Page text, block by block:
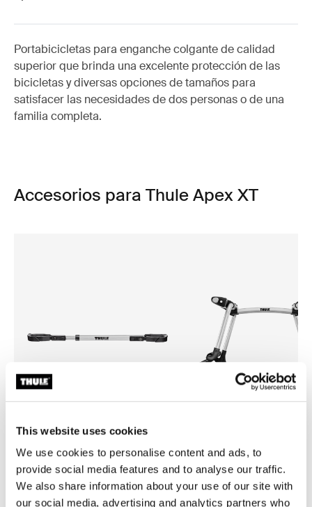
This website uses cookies
We use cookies to personalise content and ads, to
provide social media features and to analyse our traffic.
We also share information about your use of our site with
our social media, advertising and analytics partners who
Portabicicletas para enganche colgante de calidad
superior que brinda una excelente protección de las
bicicletas y diversas opciones de tamaños para
satisfacer las necesidades de dos personas o de una
familia completa.
Accesorios para Thule Apex XT
Thule frame adapter
adaptador para cuadro de bicicleta
negro
Thule Tram
soportes para esquís y tablas
snowboard vertical aluminio